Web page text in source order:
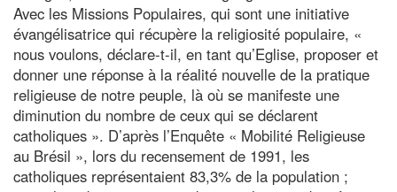
Avec les Missions Populaires, qui sont une initiative
évangélisatrice qui récupère la religiosité populaire, «
nous voulons, déclare-t-il, en tant qu’Eglise, proposer et
donner une réponse à la réalité nouvelle de la pratique
religieuse de notre peuple, là où se manifeste une
diminution du nombre de ceux qui se déclarent
catholiques ». D’après l’Enquête « Mobilité Religieuse
au Brésil », lors du recensement de 1991, les
catholiques représentaient 83,3% de la population ;